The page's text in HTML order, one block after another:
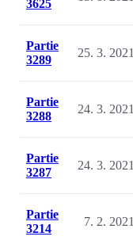
3625
Partie
3289
25. 3. 2021
Partie
3288
24. 3. 2021
Partie
3287
24. 3. 2021
Partie
3214
7. 2. 2021